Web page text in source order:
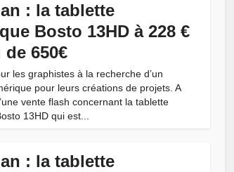
: la tablette
Bosto 13HD à 228 €
650€
les graphistes à la recherche d’un
pour leurs créations de projets. A
vente flash concernant la tablette
13HD qui est...
: la tablette